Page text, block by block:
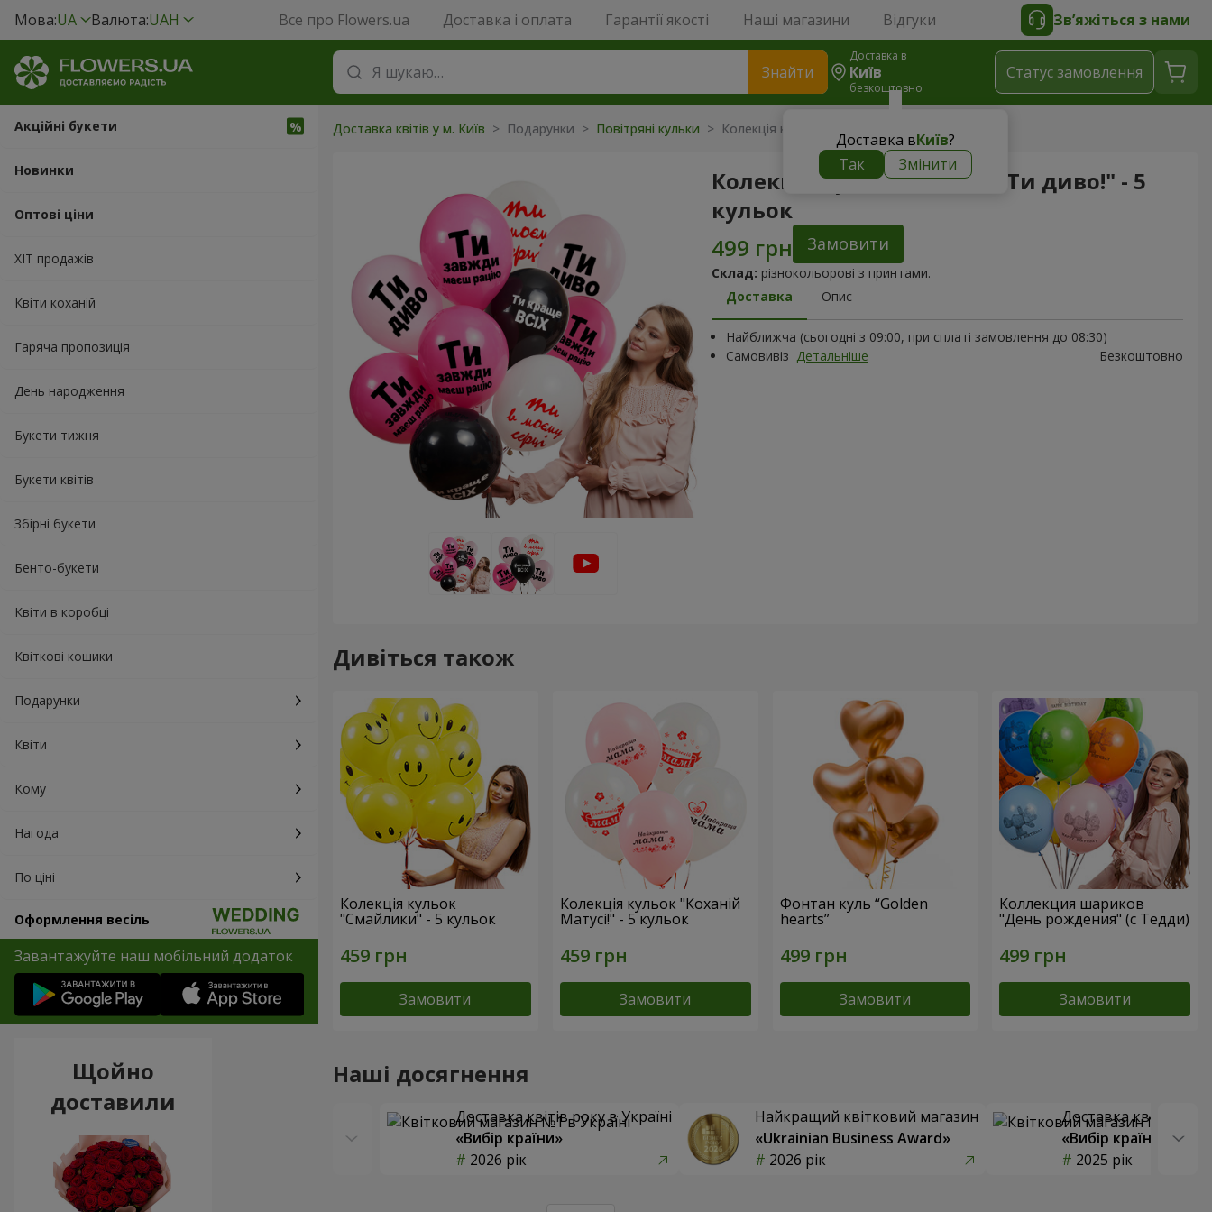
Мова:UA Валюта:UAH Все про Flowers.ua Доставка і оплата Гарантії якості Наші магазини Відгуки Зв’яжіться з нами
Знайти
Доставка в
Київ
безкоштовно
Доставка вКиїв?
Так
Змінити
Статус замовлення
Акційні букети
Новинки
Оптові ціни
ХІТ продажів
Квіти коханій
Гаряча пропозиція
День народження
Букети тижня
Букети квітів
Збірні букети
Бенто-букети
Квіти в коробці
Квіткові кошики
Подарунки
Квіти
Кому
Нагода
По ціні
Оформлення весіль
Завантажуйте наш мобільний додаток
Доставка квітів у м. Київ > Подарунки > Повітряні кульки > Колекція кульок для неї "Ти диво!" - 5 кульок
Колекція кульок для неї "Ти диво!" - 5
кульок
Замовити
Склад: різнокольорові з принтами.
Доставка
Опис
Найближча (сьогодні з 09:00, при сплаті замовлення до 08:30)
Самовивіз Детальніше Безкоштовно
Дивіться також
Колекція кульок
"Смайлики" - 5 кульок
Замовити
Колекція кульок "Коханій
Матусі!" - 5 кульок
Замовити
Фонтан куль “Golden
hearts”
Замовити
Коллекция шариков
"День рождения" (с Тедди)
Замовити
Наші досягнення
Доставка квітів року в Україні
«Вибір країни»
2026 рік
Найкращий квітковий магазин
«Ukrainian Business Award»
2026 рік
Доставка квітів
«Вибір країни»
2025 рік
Щойно
доставили